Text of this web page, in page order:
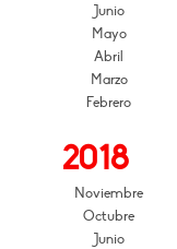
Junio
Mayo
Abril
Marzo
Febrero
2018
Noviembre
Octubre
Junio